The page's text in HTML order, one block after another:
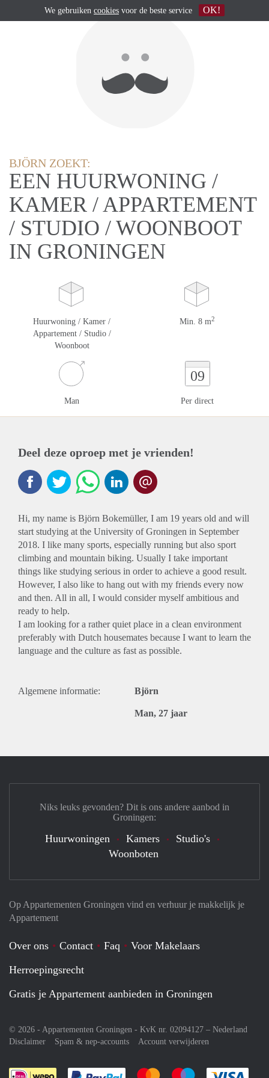
BJÖRN ZOEKT:
EEN HUURWONING /
KAMER / APPARTEMENT
/ STUDIO / WOONBOOT
IN GRONINGEN
Huurwoning / Kamer /
Appartement / Studio /
Woonboot
Min. 8 m2
Man
09
Per direct
Deel deze oproep met je vrienden!
Hi, my name is Björn Bokemüller, I am 19 years old and will
start studying at the University of Groningen in September
2018. I like many sports, especially running but also sport
climbing and mountain biking. Usually I take important
things like studying serious in order to achieve a good result.
However, I also like to hang out with my friends every now
and then. All in all, I would consider myself ambitious and
ready to help.
I am looking for a rather quiet place in a clean environment
preferably with Dutch housemates because I want to learn the
language and the culture as fast as possible.
Algemene informatie: Björn
Man, 27 jaar
Op Appartementen Groningen vind en verhuur je makkelijk je
Appartement
Over ons Contact Faq
Voor Makelaars
Herroepingsrecht
Gratis je Appartement aanbieden in Groningen
© 2026 - Appartementen Groningen - KvK nr. 02094127 – Nederland
Disclaimer
Spam & nep-accounts Account verwijderen
Niks leuks gevonden? Dit is ons andere aanbod in
Groningen:
Huurwoningen Kamers
Studio's
Woonboten
We gebruiken cookies voor de beste service OK!